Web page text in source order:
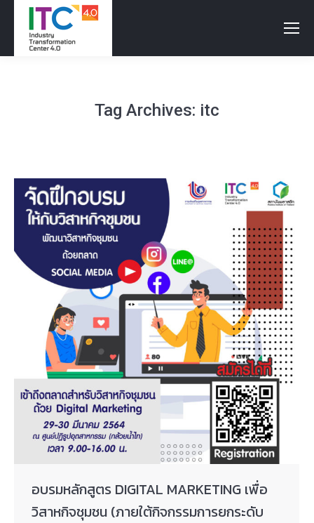
Tag Archives: itc
อบรมหลักสูตร DIGITAL MARKETING เพื่อ
วิสาหกิจชุมชน (ภายใต้กิจกรรมการยกระดับ